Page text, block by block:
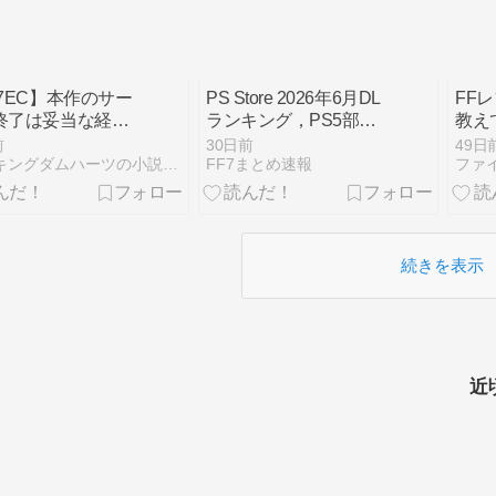
】本作のサー
了は妥当な経営
のか？
PS Store 2026年6月DL
ランキング，PS5部門
は「FINAL FANTASY
VII REBIRTH」，PS4
部門は「パワフルプロ
を獲得
30日前
FF7まとめ速報
FF
教え
49日
続きを表示
近